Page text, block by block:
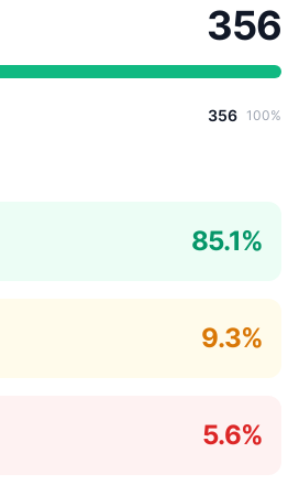
356
356 100%
85.1%
9.3%
5.6%